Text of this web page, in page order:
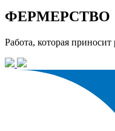
ФЕРМЕРСТВО
Работа, которая приносит